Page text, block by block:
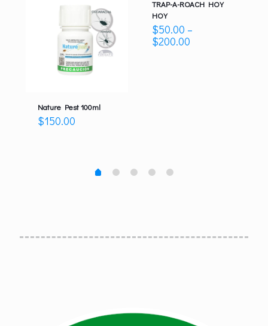
Nature Pest 100ml
$150.00
TRAP-A-ROACH HOY
HOY
$50.00 –
$200.00